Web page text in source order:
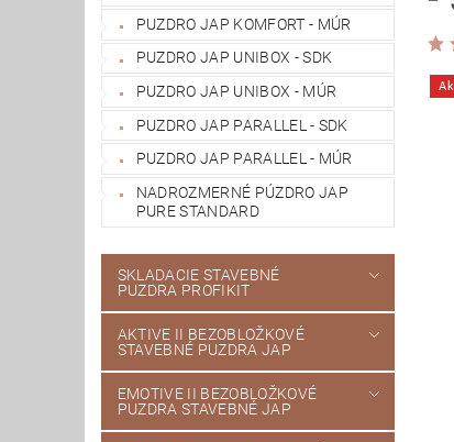
PUZDRO JAP KOMFORT - MÚR
PUZDRO JAP UNIBOX - SDK
PUZDRO JAP UNIBOX - MÚR
PUZDRO JAP PARALLEL - SDK
PUZDRO JAP PARALLEL - MÚR
NADROZMERNÉ PÚZDRO JAP
PURE STANDARD
SKLADACIE STAVEBNÉ
PUZDRA PROFIKIT
AKTIVE II BEZOBLOŽKOVÉ
STAVEBNÉ PUZDRA JAP
EMOTIVE II BEZOBLOŽKOVÉ
PUZDRA STAVEBNÉ JAP